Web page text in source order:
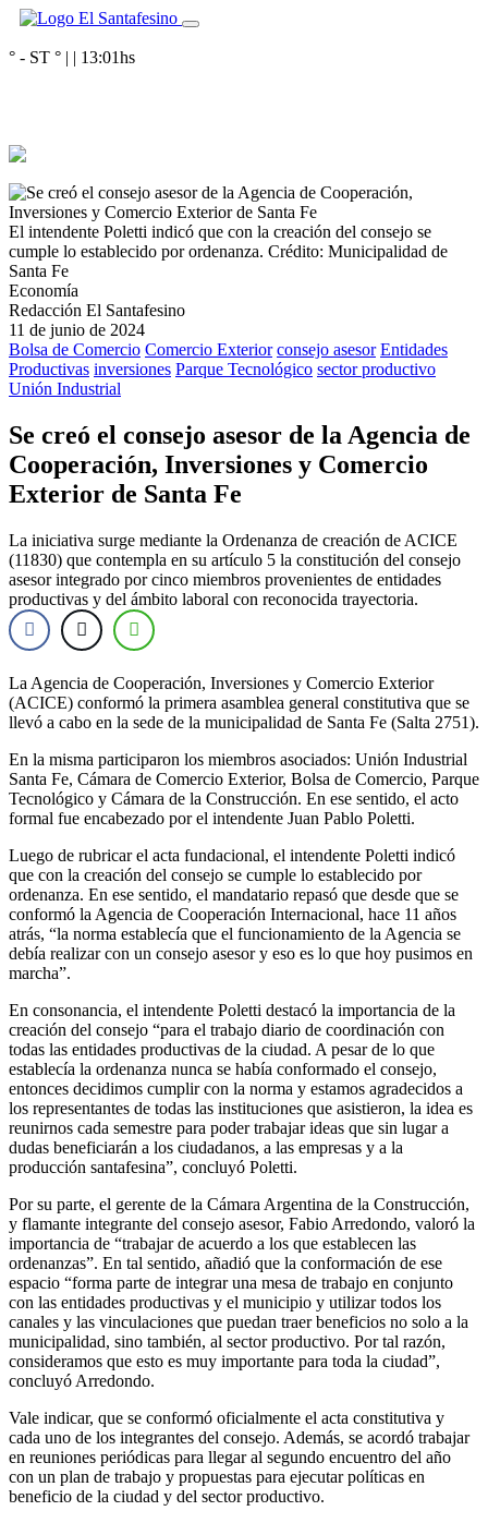
° - ST ° | | 13:01hs
El intendente Poletti indicó que con la creación del consejo se
cumple lo establecido por ordenanza. Crédito: Municipalidad de
Santa Fe
Economía
Redacción El Santafesino
11 de junio de 2024
Bolsa de Comercio Comercio Exterior consejo asesor Entidades
Productivas inversiones Parque Tecnológico sector productivo
Unión Industrial
Se creó el consejo asesor de la Agencia de
Cooperación, Inversiones y Comercio
Exterior de Santa Fe
La iniciativa surge mediante la Ordenanza de creación de ACICE
(11830) que contempla en su artículo 5 la constitución del consejo
asesor integrado por cinco miembros provenientes de entidades
productivas y del ámbito laboral con reconocida trayectoria.
La Agencia de Cooperación, Inversiones y Comercio Exterior
(ACICE) conformó la primera asamblea general constitutiva que se
llevó a cabo en la sede de la municipalidad de Santa Fe (Salta 2751).
En la misma participaron los miembros asociados: Unión Industrial
Santa Fe, Cámara de Comercio Exterior, Bolsa de Comercio, Parque
Tecnológico y Cámara de la Construcción. En ese sentido, el acto
formal fue encabezado por el intendente Juan Pablo Poletti.
Luego de rubricar el acta fundacional, el intendente Poletti indicó
que con la creación del consejo se cumple lo establecido por
ordenanza. En ese sentido, el mandatario repasó que desde que se
conformó la Agencia de Cooperación Internacional, hace 11 años
atrás, “la norma establecía que el funcionamiento de la Agencia se
debía realizar con un consejo asesor y eso es lo que hoy pusimos en
marcha”.
En consonancia, el intendente Poletti destacó la importancia de la
creación del consejo “para el trabajo diario de coordinación con
todas las entidades productivas de la ciudad. A pesar de lo que
establecía la ordenanza nunca se había conformado el consejo,
entonces decidimos cumplir con la norma y estamos agradecidos a
los representantes de todas las instituciones que asistieron, la idea es
reunirnos cada semestre para poder trabajar ideas que sin lugar a
dudas beneficiarán a los ciudadanos, a las empresas y a la
producción santafesina”, concluyó Poletti.
Por su parte, el gerente de la Cámara Argentina de la Construcción,
y flamante integrante del consejo asesor, Fabio Arredondo, valoró la
importancia de “trabajar de acuerdo a los que establecen las
ordenanzas”. En tal sentido, añadió que la conformación de ese
espacio “forma parte de integrar una mesa de trabajo en conjunto
con las entidades productivas y el municipio y utilizar todos los
canales y las vinculaciones que puedan traer beneficios no solo a la
municipalidad, sino también, al sector productivo. Por tal razón,
consideramos que esto es muy importante para toda la ciudad”,
concluyó Arredondo.
Vale indicar, que se conformó oficialmente el acta constitutiva y
cada uno de los integrantes del consejo. Además, se acordó trabajar
en reuniones periódicas para llegar al segundo encuentro del año
con un plan de trabajo y propuestas para ejecutar políticas en
beneficio de la ciudad y del sector productivo.